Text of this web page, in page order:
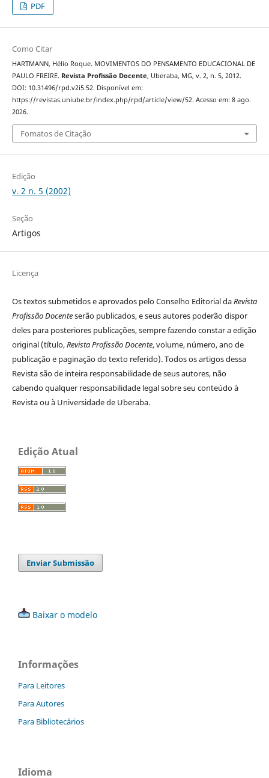
PDF
Como Citar
HARTMANN, Hélio Roque. MOVIMENTOS DO PENSAMENTO EDUCACIONAL DE
PAULO FREIRE. Revista Profissão Docente, Uberaba, MG, v. 2, n. 5, 2012.
DOI: 10.31496/rpd.v2i5.52. Disponível em:
https://revistas.uniube.br/index.php/rpd/article/view/52. Acesso em: 8 ago.
2026.
Fomatos de Citação
Edição
v. 2 n. 5 (2002)
Seção
Artigos
Licença
Os textos submetidos e aprovados pelo Conselho Editorial daRevista
Profissão Docenteserão publicados, e seus autores poderão dispor
deles para posteriores publicações, sempre fazendo constar a edição
original (título,Revista Profissão Docente, volume, número, ano de
publicação e paginação do texto referido). Todos os artigos dessa
Revista são de inteira responsabilidade de seus autores, não
cabendo qualquer responsabilidade legal sobre seu conteúdo à
Revista ou à Universidade de Uberaba.
Edição Atual
Enviar Submissão
Baixar o modelo
Informações
Para Leitores
Para Autores
Para Bibliotecários
Idioma